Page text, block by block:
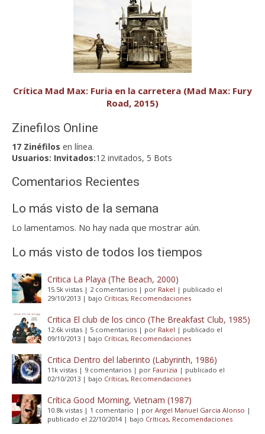
Crítica Mad Max: Furia en la carretera (Mad Max: Fury
Road, 2015)
Zinefilos Online
17 Zinéfilos en línea.
Usuarios: Invitados:12 invitados, 5 Bots
Comentarios Recientes
Lo más visto de la semana
Lo lamentamos. No hay nada que mostrar aún.
Lo más visto de todos los tiempos
Critica La Playa (The Beach, 2000)
15.5k vistas | 2 comentarios | por Rakel | publicado el
29/10/2013 | bajo Críticas, Recomendaciones
Critica El club de los cinco (The Breakfast Club, 1985)
12.6k vistas | 5 comentarios | por Rakel | publicado el
09/10/2013 | bajo Críticas, Recomendaciones
Critica Dentro del laberinto (Labyrinth, 1986)
11k vistas | 9 comentarios | por Faurizia | publicado el
02/10/2013 | bajo Críticas, Recomendaciones
Crítica Good Morning, Vietnam (1987)
10.8k vistas | 1 comentario | por Angel Manuel Garcia Alonso |
publicado el 22/10/2014| bajo Críticas, Recomendaciones